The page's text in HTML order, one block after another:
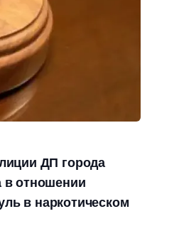
ДП города
в отношении
в наркотическом